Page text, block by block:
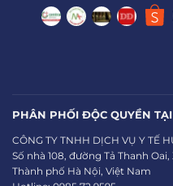
PHÂN PHỐI ĐỘC QUYỀN
CÔNG TY TNHH DỊCH VỤ Y TẾ
Số nhà 108, đường Tả Thanh
Thành phố Hà Nội, Việt Nam